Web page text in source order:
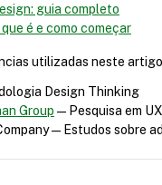
guia completo
é e como começar
utilizadas neste
Design Thinking
Group — Pesquisa em
— Estudos sobre